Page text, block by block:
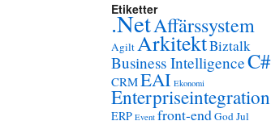
Etiketter
.NetAffärssystem
AgiltArkitektBiztalk
Business IntelligenceC#
CRMEAI Ekonomi
Enterpriseintegration
ERP Event front-endGod Jul